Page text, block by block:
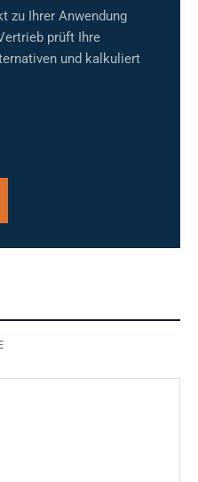
zu Ihrer Anwendung
prüft Ihre
und kalkuliert